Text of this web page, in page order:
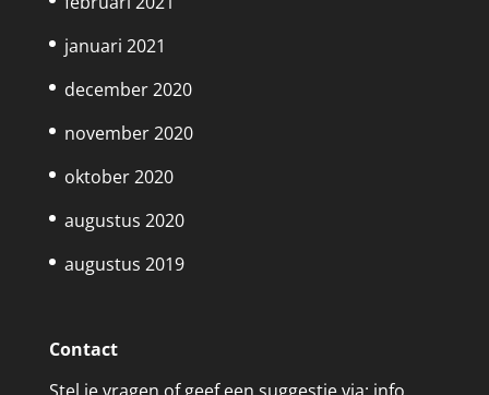
januari 2021
december 2020
november 2020
oktober 2020
augustus 2020
augustus 2019
Contact
Stel je vragen of geef een suggestie via: info